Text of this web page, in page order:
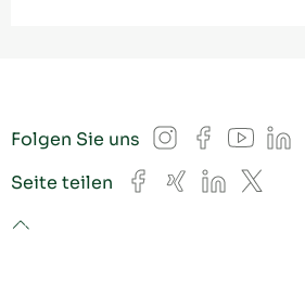
Folgen Sie uns Instagram
Facebook
Seite teilen Facebook
XingLinkedIn
X
to top